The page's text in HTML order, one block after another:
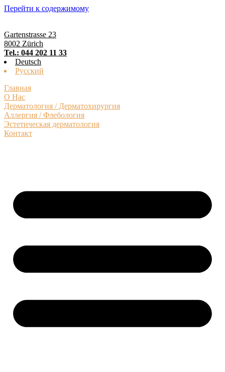
Перейти к содержимому
Gartenstrasse 23
8002 Zürich
Tel.: 044 202 11 33
Deutsch
Русский
Главная
О Нас
Дерматология / Дерматохирургия
Аллергия / Флебология
Эстетическая дерматология
Контакт